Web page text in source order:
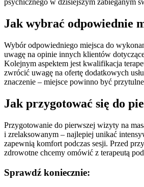
psychicznego w dzisiejszym zabieganym
Jak wybrać odpowiednie
Wybór odpowiedniego miejsca do
uwagę na opinie innych klientów
Kolejnym aspektem jest kwalifikacja
zwrócić uwagę na ofertę dodatkowych
znaczenie – miejsce powinno być
Jak przygotować się do
Przygotowanie do pierwszej wizyty na
i zrelaksowanym – najlepiej unikać
zapewnią komfort podczas sesji. Przed
zdrowotne chcemy omówić z terapeutą
Sprawdź koniecznie: